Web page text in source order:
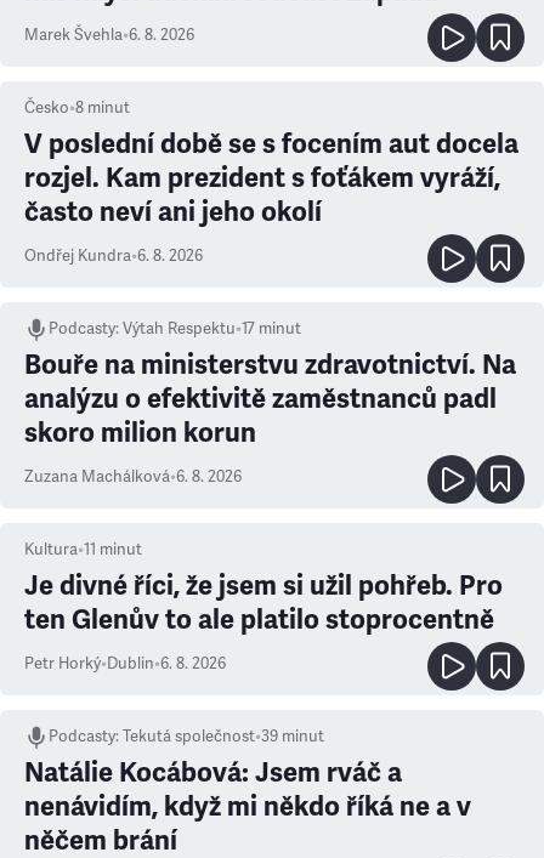
Marek Švehla•6. 8. 2026
Česko•8 minut
V poslední době se s focením aut docela
rozjel. Kam prezident s foťákem vyráží,
často neví ani jeho okolí
Ondřej Kundra•6. 8. 2026
Podcasty:Výtah Respektu•17 minut
Bouře na ministerstvu zdravotnictví. Na
analýzu o efektivitě zaměstnanců padl
skoro milion korun
Zuzana Machálková•6. 8. 2026
Kultura•11 minut
Je divné říci, že jsem si užil pohřeb. Pro
ten Glenův to ale platilo stoprocentně
Petr Horký•Dublin•6. 8. 2026
Podcasty:Tekutá společnost•39 minut
Natálie Kocábová: Jsem rváč a
nenávidím, když mi někdo říká ne a v
něčem brání